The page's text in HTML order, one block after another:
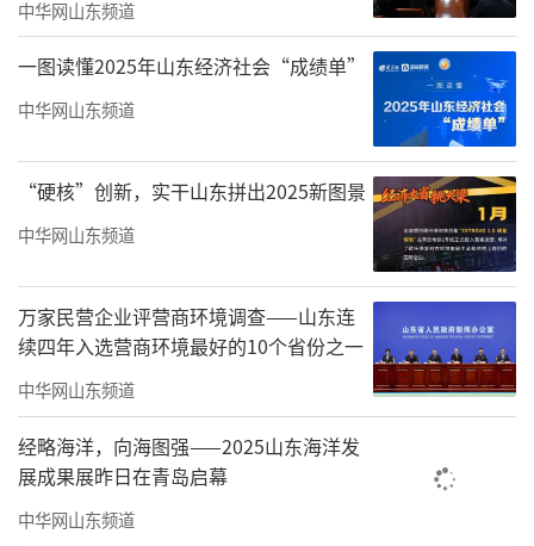
说，潍坊作为世界风筝之都，早已是全球风筝
文化的中心。如今，这项健康休闲的运动正在
全球蓬勃发展，越来越多的人拿起风筝线，跨
越文化，结下友谊。“今天，我们因为热爱相
聚，这份热爱一定会让大家走得更近。”
开幕式上，最震撼的一幕莫过于“最大规
模的风筝展示”挑战吉尼斯世界纪录成功。上
千只潍坊特色风筝集中亮相，涵盖至少十个类
别。经吉尼斯官方认证，一项崭新的世界纪录
就此诞生。
中华网山东频道
一图读懂2025年山东经济社会“成绩单”
中华网山东频道
“硬核”创新，实干山东拼出2025新图景
中华网山东频道
万家民营企业评营商环境调查——山东连
续四年入选营商环境最好的10个省份之一
中华网山东频道
经略海洋，向海图强——2025山东海洋发
展成果展昨日在青岛启幕
中华网山东频道